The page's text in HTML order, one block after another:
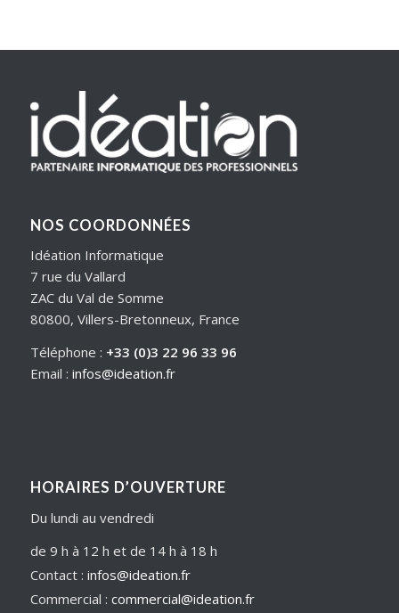
NOS COORDONNÉES
Idéation Informatique
7 rue du Vallard
ZAC du Val de Somme
80800, Villers-Bretonneux, France
Téléphone : +33 (0)3 22 96 33 96
Email : infos@ideation.fr
HORAIRES D’OUVERTURE
Du lundi au vendredi
de 9 h à 12 h et de 14 h à 18 h
Contact : infos@ideation.fr
Commercial : commercial@ideation.fr